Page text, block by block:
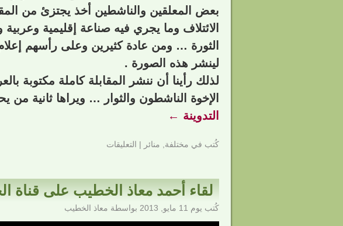
بعض المعلقين والناشطين أخذ يجتزئ من
الائتلاف وما يجري فيه صناعة إقليمية
الثورة … ومن عادة كثيرين وعلى رأسهم
لينشر هذه الصورة .
لذلك رأينا أن ننشر المقابلة كاملة مكتوبة
الإخوة الناشطون والثوار … ويراها ثانية
التدوينة ←
كُتب في مختلفة منائر | التعليقات
لقاء أحمد معاذ الخطيب على قناة
كُتب يوم 11 مايو, 2013 بواسطة معاذ الخطيب